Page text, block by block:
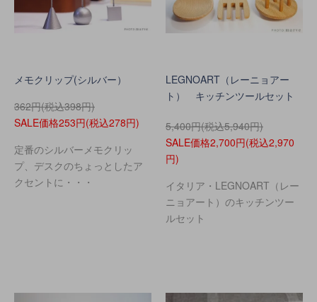
メモクリップ(シルバー）
362円(税込398円)
SALE価格253円(税込278円)
定番のシルバーメモクリッ
プ、デスクのちょっとしたア
クセントに・・・
LEGNOART（レーニョアー
ト） キッチンツールセット
5,400円(税込5,940円)
SALE価格2,700円(税込2,970
円)
イタリア・LEGNOART（レー
ニョアート）のキッチンツー
ルセット